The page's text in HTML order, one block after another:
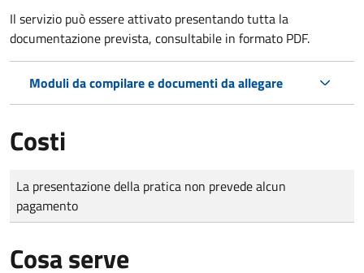
Il servizio può essere attivato presentando tutta la
documentazione prevista, consultabile in formato PDF.
Moduli da compilare e documenti da allegare
Costi
Tipo di pagamento
Importo
La presentazione della pratica non prevede alcun
pagamento
Cosa serve